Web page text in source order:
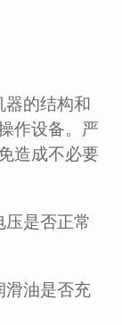
器的结构和
作设备。严
造成不必要
压是否正常
滑油是否充